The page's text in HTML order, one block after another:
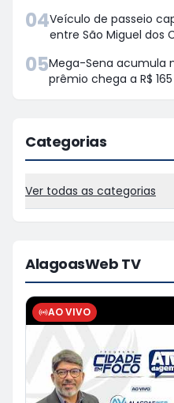
04Veículo de passeio
entre São Miguel dos
05Mega-Sena acumula
prêmio chega a R$
Categorias
Ver todas as categorias
AlagoasWeb TV
AO VIVO